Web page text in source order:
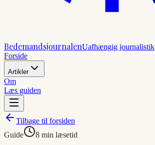
BedemandsjournalenUafhængig journalistik
Forside
Artikler
Om
Læs guiden
Tilbage til forsiden
Guide
8 min læsetid